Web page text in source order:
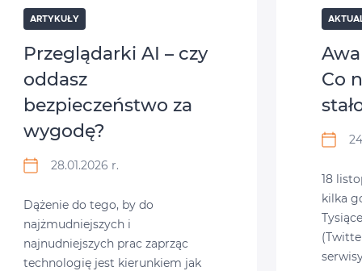
ARTYKUŁY
Przeglądarki AI – czy
oddasz
bezpieczeństwo za
wygodę?
28.01.2026 r.
Dążenie do tego, by do
najżmudniejszych i
najnudniejszych prac zaprząc
technologię jest kierunkiem jak
Co
18
kilka